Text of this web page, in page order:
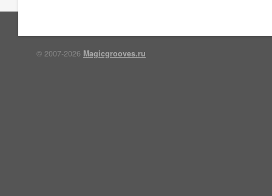
© 2007-2026 Magicgrooves.ru